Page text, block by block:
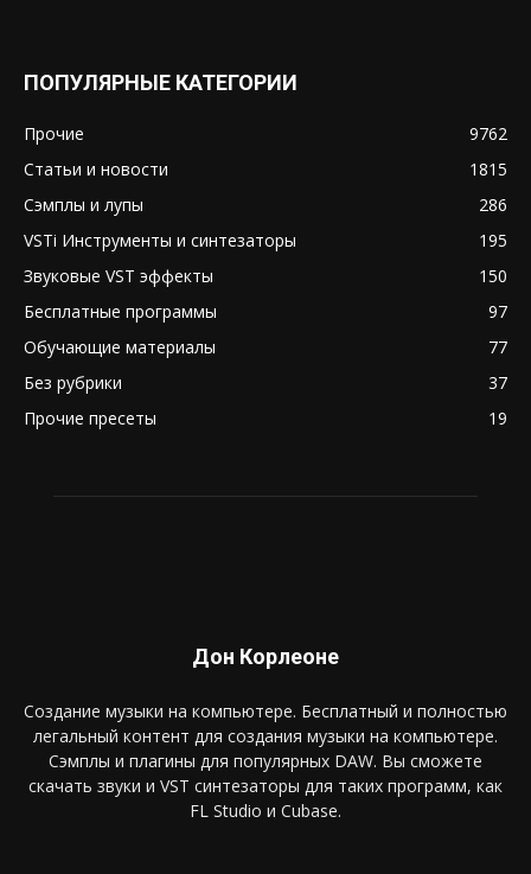
ПОПУЛЯРНЫЕ КАТЕГОРИИ
Прочие
9762
Статьи и новости
1815
Сэмплы и лупы
286
VSTi Инструменты и синтезаторы
195
Звуковые VST эффекты
150
Бесплатные программы
97
Обучающие материалы
77
Без рубрики
37
Прочие пресеты
19
Дон Корлеоне
Создание музыки на компьютере. Бесплатный и полностью
легальный контент для создания музыки на компьютере.
Сэмплы и плагины для популярных DAW. Вы сможете
скачать звуки и VST синтезаторы для таких программ, как
FL Studio и Cubase.